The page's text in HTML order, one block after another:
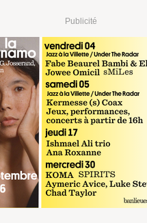
Publicité